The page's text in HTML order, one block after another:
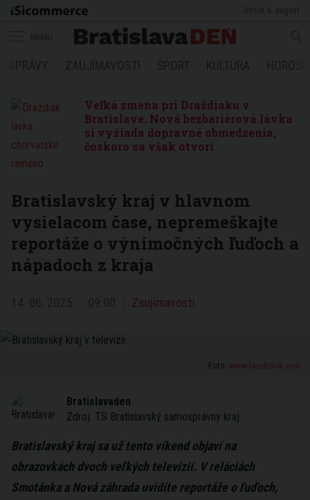
Veľká zmena pri Draždiaku v
Bratislave. Nová bezbariérová lávka
si vyžiada dopravné obmedzenia,
čoskoro sa však otvorí
Bratislavský kraj v hlavnom
vysielacom čase, nepremeškajte
reportáže o výnimočných ľuďoch a
nápadoch z kraja
Zaujímavosti
Foto: www.facebook.com
Bratislavaden
Zdroj: TS Bratislavský samosprávny kraj
Bratislavský kraj sa už tento víkend objaví na
obrazovkách dvoch veľkých televízií. V reláciách
Smotánka a Nová záhrada uvidíte reportáže o ľuďoch,